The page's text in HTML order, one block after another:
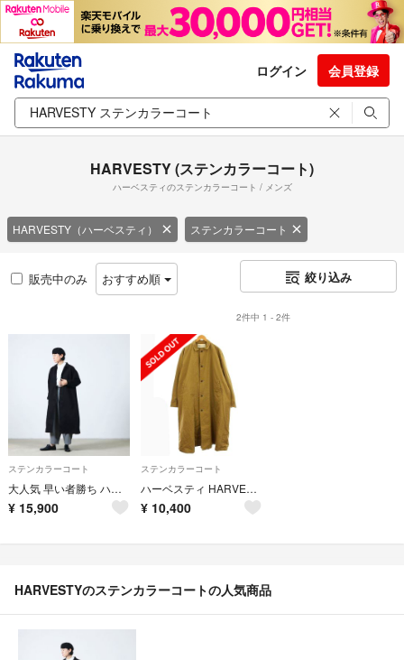
ログイン 会員登録
HARVESTY (ステンカラーコート)
ハーベスティのステンカラーコート / メンズ
HARVESTY（ハーベスティ） ステンカラーコート
販売中のみ おすすめ順 絞り込み
2件中 1 - 2件
ステンカラーコート
大人気 早い者勝ち ハーベスティ アトリエコート チノクロス ユニセックス 黒
¥ 15,900
ステンカラーコート
ハーベスティ HARVESTY コットンチノ ステンカラーコート 2 黄土色
¥ 10,400
HARVESTYのステンカラーコートの人気商品